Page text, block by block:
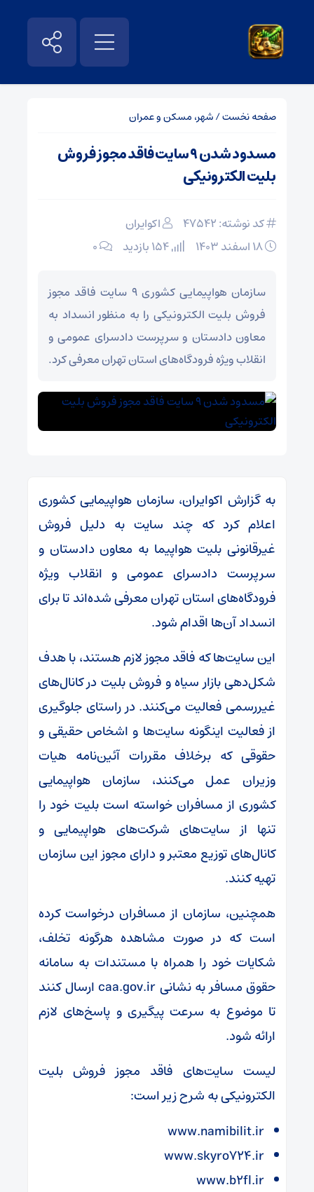
صفحه نخست/شهر، مسکن و عمران
مسدود شدن ۹ سایت فاقد مجوز فروش
بلیت الکترونیکی
کد نوشته: 47542
اکوایران
۰
سازمان هواپیمایی کشوری ۹ سایت فاقد مجوز
فروش بلیت الکترونیکی را به منظور انسداد به
معاون دادستان و سرپرست دادسرای عمومی و
انقلاب ویژه فرودگاه‌های استان تهران معرفی کرد.
به گزارش اکوایران،‌ سازمان هواپیمایی کشوری
اعلام کرد که چند سایت به دلیل فروش
غیرقانونی بلیت هواپیما به معاون دادستان و
سرپرست دادسرای عمومی و انقلاب ویژه
فرودگاه‌های استان تهران معرفی شده‌اند تا برای
انسداد آن‌ها اقدام شود.
این سایت‌ها که فاقد مجوز لازم هستند، با هدف
شکل‌دهی بازار سیاه و فروش بلیت در کانال‌های
غیررسمی فعالیت می‌کنند. در راستای جلوگیری
از فعالیت اینگونه سایت‌ها و اشخاص حقیقی و
حقوقی که برخلاف مقررات آئین‌نامه هیات
وزیران عمل می‌کنند، سازمان هواپیمایی
کشوری از مسافران خواسته است بلیت خود را
تنها از سایت‌های شرکت‌های هواپیمایی و
کانال‌های توزیع معتبر و دارای مجوز این سازمان
تهیه کنند.
همچنین، سازمان از مسافران درخواست کرده
است که در صورت مشاهده هرگونه تخلف،
شکایات خود را همراه با مستندات به سامانه
حقوق مسافر به نشانی caa.gov.ir ارسال کنند
تا موضوع به سرعت پیگیری و پاسخ‌های لازم
ارائه شود.
لیست سایت‌های فاقد مجوز فروش بلیت
الکترونیکی به شرح زیر است:
www.namibilit.ir
www.skyro۷۲۴.ir
www.b۲fl.ir